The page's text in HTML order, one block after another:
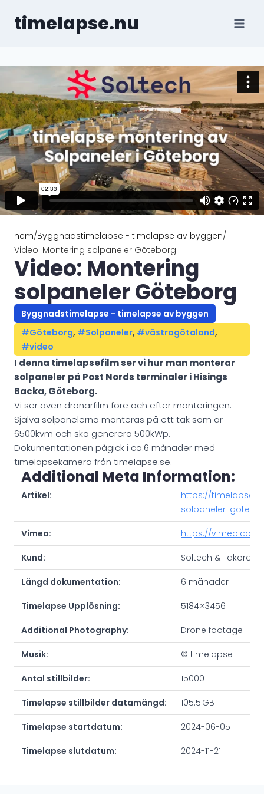
timelapse.nu
hem/Byggnadstimelapse - timelapse av byggen/
Video: Montering solpaneler Göteborg
Video: Montering
solpaneler Göteborg
Byggnadstimelapse - timelapse av byggen
#Göteborg, #Solpaneler, #västragötaland,
#video
I denna timelapsefilm ser vi hur man monterar
solpaneler på Post Nords terminaler i Hisings
Backa, Göteborg.
Vi ser även drönarfilm före och efter monteringen.
Själva solpanelerna monteras på ett tak som är
6500kvm och ska generera 500kWp.
Dokumentationen pågick i ca.6 månader med
timelapsekamera från timelapse.se.
Additional Meta Information:
Artikel:
https://
solpaneler-
Vimeo: https://vimeo.com/
Kund: Soltech &
Längd dokumentation: 6 månader
Timelapse Upplösning: 5184 × 3456
Additional Photography: Drone footage
Musik: © timelapse
Antal stillbilder: 15000
Timelapse stillbilder datamängd: 105.5 GB
Timelapse startdatum: 2024-06-05
Timelapse slutdatum: 2024-11-21